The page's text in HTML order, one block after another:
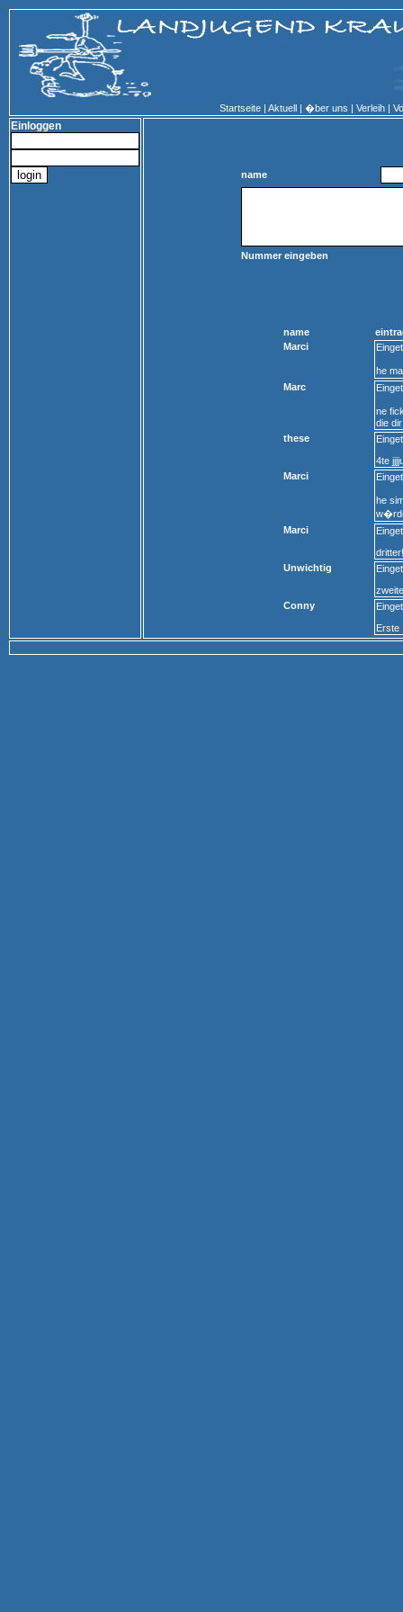
Startseite | Aktuell | �ber uns | Verleih |
Einloggen
name
Nummer eingeben
name
Marci
he
Marc
ne
die
these
4te
Marci
he
Marci
Unwichtig
Conny
Erste